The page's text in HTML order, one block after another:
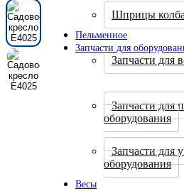
Шприцы
Пельменное
Запчасти для
Запчасти для
Запчасти для
оборудования
Запчасти для
оборудования
Весы